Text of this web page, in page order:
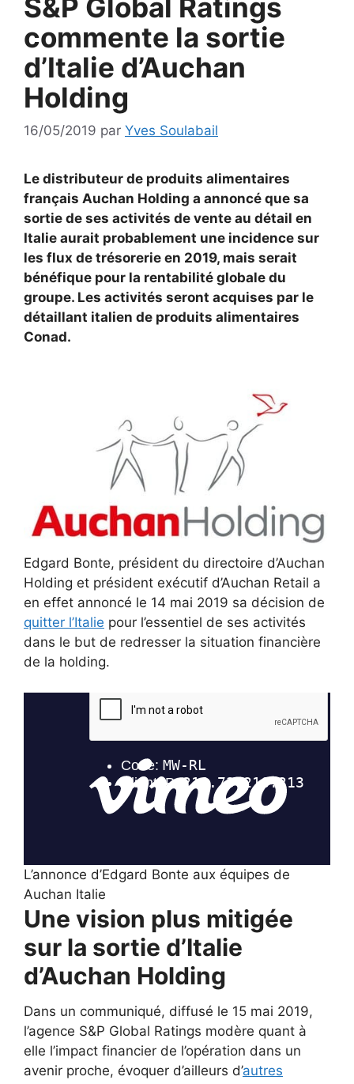
S&P Global Ratings
commente la sortie
d’Italie d’Auchan
Holding
16/05/2019 par Yves Soulabail
Le distributeur de produits alimentaires
français Auchan Holding a annoncé que sa
sortie de ses activités de vente au détail en
Italie aurait probablement une incidence sur
les flux de trésorerie en 2019, mais serait
bénéfique pour la rentabilité globale du
groupe. Les activités seront acquises par le
détaillant italien de produits alimentaires
Conad.
Edgard Bonte, président du directoire d’Auchan
Holding et président exécutif d’Auchan Retail a
en effet annoncé le 14 mai 2019 sa décision de
quitter l’Italie pour l’essentiel de ses activités
dans le but de redresser la situation financière
de la holding.
L’annonce d’Edgard Bonte aux équipes de
Auchan Italie
Une vision plus mitigée
sur la sortie d’Italie
d’Auchan Holding
Dans un communiqué, diffusé le 15 mai 2019,
l’agence S&P Global Ratings modère quant à
elle l’impact financier de l’opération dans un
avenir proche, évoquer d’ailleurs d’autres